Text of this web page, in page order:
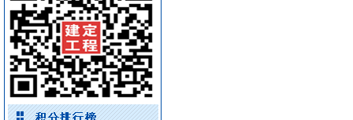
照明灯具 [采购中]
变频给水设备 [采购中]
消火栓系统 [采购中]
油漆涂料 [采购中]
低压电器 [采购中]
玻璃幕墙 [采购中]